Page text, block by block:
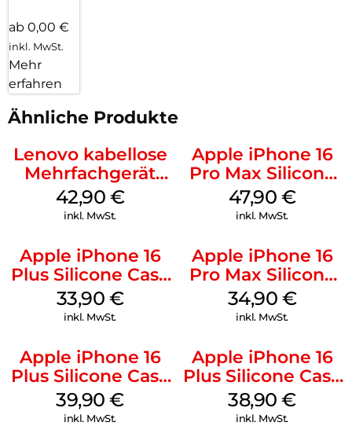
ab 0,00 €
inkl. MwSt.
Mehr
erfahren
Ähnliche Produkte
Lenovo kabellose
Mehrfachgerät
Luna Grey
42,90 €
inkl. MwSt.
Apple iPhone 16
Pro Max Silicone
Case MagSafe
Black
47,90 €
inkl. MwSt.
Apple iPhone 16
Plus Silicone Case
MagSafe Lake
Green
33,90 €
inkl. MwSt.
Apple iPhone 16
Pro Max Silicone
Case MagSafe
Denim
34,90 €
inkl. MwSt.
Apple iPhone 16
Plus Silicone Case
MagSafe Plum
39,90€
inkl. MwSt.
Apple iPhone 16
Plus Silicone Case
MagSafe Denim
38,90€
inkl. MwSt.